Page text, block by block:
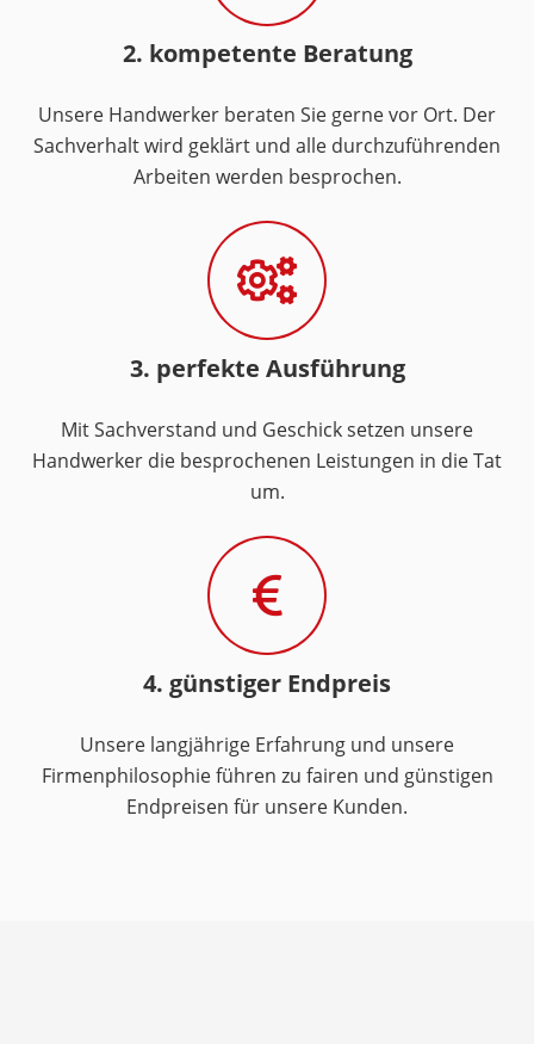
2. kompetente Beratung
Unsere Handwerker beraten Sie gerne vor Ort. Der
Sachverhalt wird geklärt und alle durchzuführenden
Arbeiten werden besprochen.
3. perfekte Ausführung
Mit Sachverstand und Geschick setzen unsere
Handwerker die besprochenen Leistungen in die Tat
um.
4. günstiger Endpreis
Unsere langjährige Erfahrung und unsere
Firmenphilosophie führen zu fairen und günstigen
Endpreisen für unsere Kunden.